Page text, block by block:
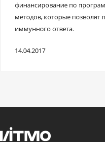
финансирование по
методов, которые позволят
иммунного ответа.
14.04.2017